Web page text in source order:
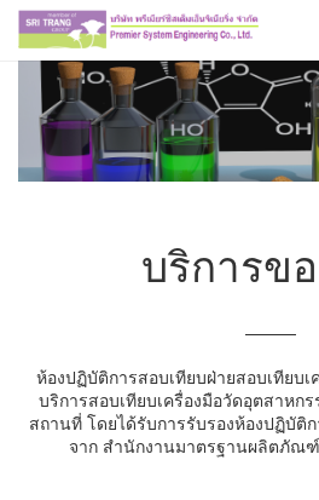
Skip
to
content
PSE
บริการขอ
ห้องปฏิบัติการสอบเทียบฝ่ายสอบเทียบ
บริการสอบเทียบเครื่องมือวัดอุตสาหก
สถานที่ โดยได้รับการรับรองห้องปฏิบัติก
จาก สำนักงานมาตรฐานผลิตภัณ